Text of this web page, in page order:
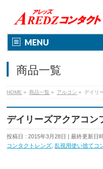
MENU
商品一覧
HOME » 商品一覧 » アルコン » デイリ
デイリーズアクアコン
投稿日 : 2015年3月28日 最終更新日
コンタクトレンズ ,乱視用使い捨てコ